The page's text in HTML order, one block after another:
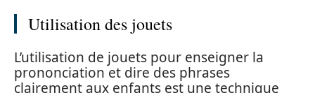
Utilisation des jouets
L’utilisation de jouets pour enseigner la
prononciation et dire des phrases
clairement aux enfants est une technique